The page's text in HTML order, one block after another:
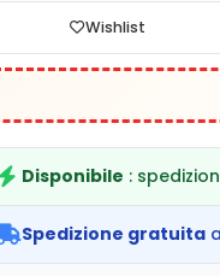
Wishlist
Disponibile :
Spedizione gratuita